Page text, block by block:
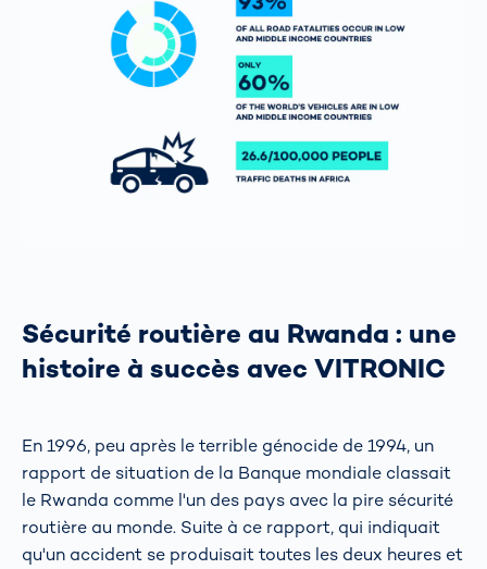
Sécurité routière au Rwanda : une
histoire à succès avec VITRONIC
En 1996, peu après le terrible génocide de 1994, un
rapport de situation de la Banque mondiale classait
le Rwanda comme l'un des pays avec la pire sécurité
routière au monde. Suite à ce rapport, qui indiquait
qu'un accident se produisait toutes les deux heures et